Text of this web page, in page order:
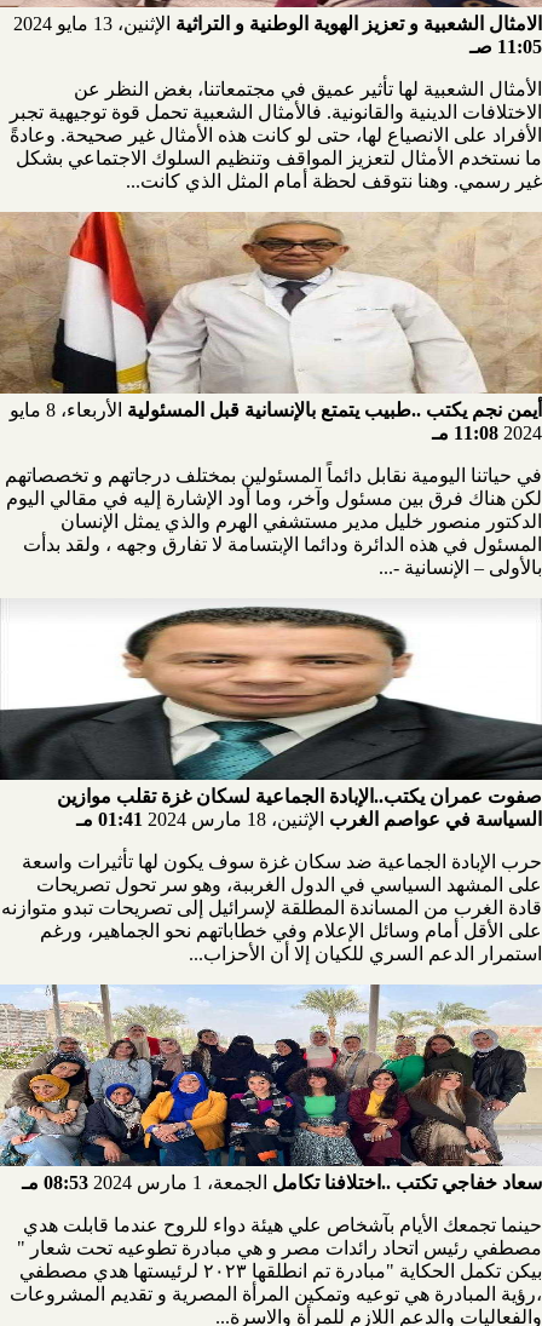
الامثال الشعبية و تعزيز الهوية الوطنية و التراثية الإثنين، 13 مايو 2024
11:05 صـ
الأمثال الشعبية لها تأثير عميق في مجتمعاتنا، بغض النظر عن
الاختلافات الدينية والقانونية. فالأمثال الشعبية تحمل قوة توجيهية تجبر
الأفراد على الانصياع لها، حتى لو كانت هذه الأمثال غير صحيحة. وعادةً
ما نستخدم الأمثال لتعزيز المواقف وتنظيم السلوك الاجتماعي بشكل
غير رسمي. وهنا نتوقف لحظة أمام المثل الذي كانت...
أيمن نجم يكتب ..طبيب يتمتع بالإنسانية قبل المسئولية
الأربعاء، 8 مايو
2024 11:08 مـ
في حياتنا اليومية نقابل دائماً المسئولين بمختلف درجاتهم و تخصصاتهم
لكن هناك فرق بين مسئول وآخر، وما أود الإشارة إليه في مقالي اليوم
الدكتور منصور خليل مدير مستشفي الهرم والذي يمثل الإنسان
المسئول في هذه الدائرة ودائما الإبتسامة لا تفارق وجهه ، ولقد بدأت
بالأولى – الإنسانية -...
صفوت عمران يكتب..الإبادة الجماعية لسكان غزة تقلب موازين
السياسة في عواصم الغرب الإثنين، 18 مارس 2024 01:41 مـ
حرب الإبادة الجماعية ضد سكان غزة سوف يكون لها تأثيرات واسعة
على المشهد السياسي في الدول الغرببة، وهو سر تحول تصريحات
قادة الغرب من المساندة المطلقة لإسرائيل إلى تصريحات تبدو متوازنه
على الأقل أمام وسائل الإعلام وفي خطاباتهم نحو الجماهير، ورغم
استمرار الدعم السري للكيان إلا أن الأحزاب...
سعاد خفاجي تكتب ..اختلافنا تكامل الجمعة، 1 مارس 2024 08:53 مـ
حينما تجمعك الأيام بآشخاص علي هيئة دواء للروح عندما قابلت هدي
مصطفي رئيس اتحاد رائدات مصر و هي مبادرة تطوعيه تحت شعار "
بيكن تكمل الحكاية "مبادرة تم انطلقها ٢٠٢٣ لرئيستها هدي مصطفي
،رؤية المبادرة هي توعيه وتمكين المرأة المصرية و تقديم المشروعات
والفعاليات والدعم اللازم للمرأة والاسرة...